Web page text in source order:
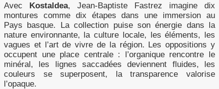
Avec Kostaldea, Jean-Baptiste Fastrez imagine dix
montures comme dix étapes dans une immersion au
Pays basque. La collection puise son énergie dans la
nature environnante, la culture locale, les éléments, les
vagues et l’art de vivre de la région. Les oppositions y
occupent une place centrale : l’organique rencontre le
minéral, les lignes saccadées deviennent fluides, les
couleurs se superposent, la transparence valorise
l’opaque.